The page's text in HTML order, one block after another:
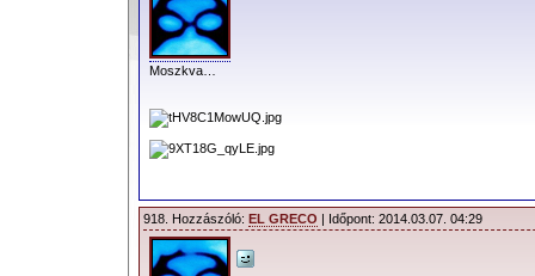
Moszkva…
918. Hozzászóló: EL GRECO | Időpont: 2014.03.07. 04:29